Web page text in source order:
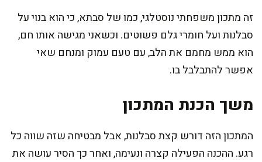
זה מתכון משפחתי נוסטלגי, כמו של סבתא, כי הוא בנוי על
סבלנות ועל חומרי גלם פשוטים. וכשאני מגישה אותו חם,
הוא ממש מחמם את הלב, עם טעם עמוק ומנחם שאי
אפשר להתבלבל בו.
משך הכנת המתכון
המתכון הזה דורש קצת סבלנות, אבל מבטיחה שזה שווה כל
רגע. ההכנה הפעילה קצרה ונעימה, ואחר כך הסיר עושה את